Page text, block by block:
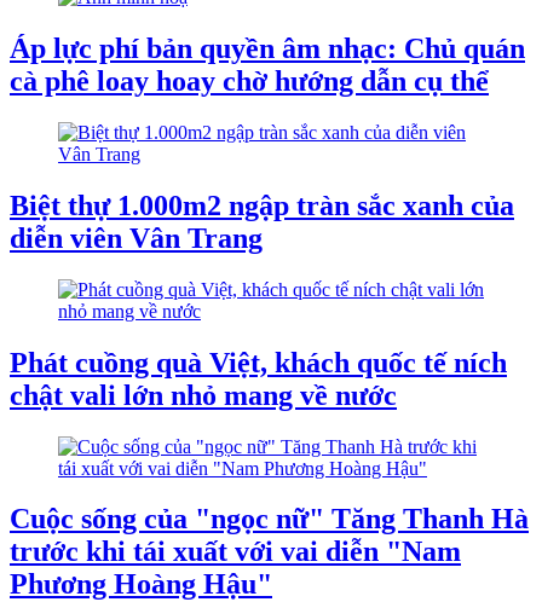
Áp lực phí bản quyền âm nhạc: Chủ quán
cà phê loay hoay chờ hướng dẫn cụ thể
Biệt thự 1.000m2 ngập tràn sắc xanh của
diễn viên Vân Trang
Phát cuồng quà Việt, khách quốc tế ních
chật vali lớn nhỏ mang về nước
Cuộc sống của "ngọc nữ" Tăng Thanh Hà
trước khi tái xuất với vai diễn "Nam
Phương Hoàng Hậu"